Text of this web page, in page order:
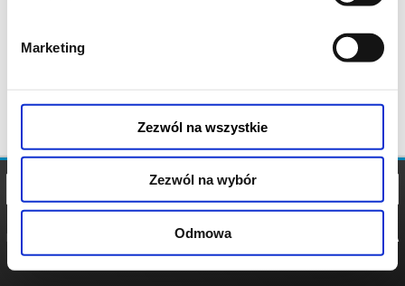
Marketing
Zezwól na wszystkie
Zezwól na wybór
Odmowa
POLITYKA
POLITYKA